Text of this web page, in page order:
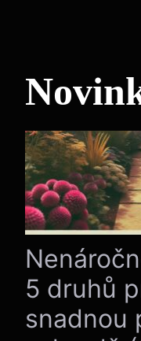
5 druhů
snadnou